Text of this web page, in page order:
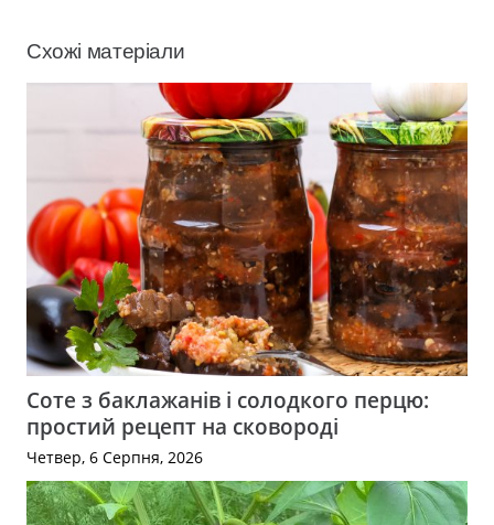
Схожі матеріали
Соте з баклажанів і солодкого перцю:
простий рецепт на сковороді
Четвер, 6 Серпня, 2026